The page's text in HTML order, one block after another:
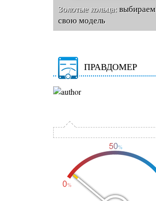
Золотые кольца:выбираем
свою модель
ПРАВДОМЕР